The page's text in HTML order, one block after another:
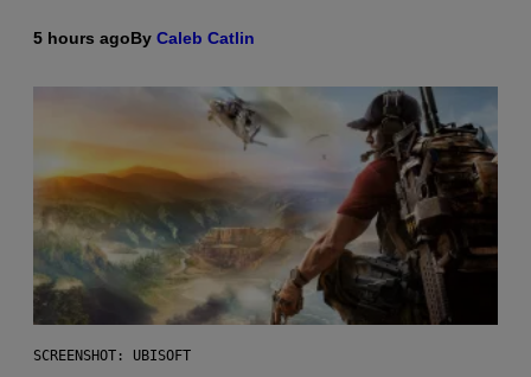
5 hours agoBy Caleb Catlin
SCREENSHOT: UBISOFT